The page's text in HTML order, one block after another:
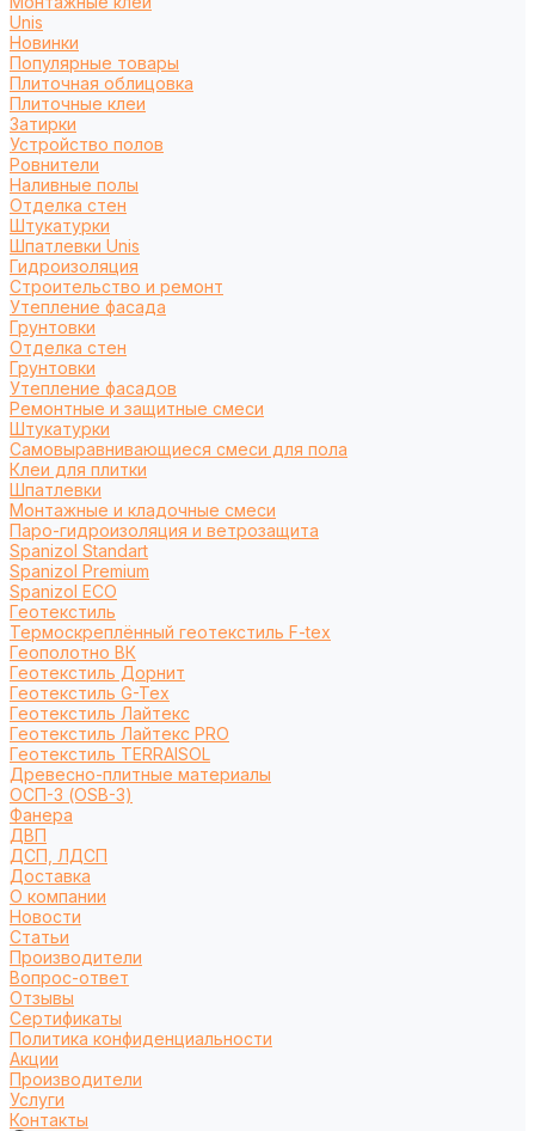
Unis
Новинки
Популярные товары
Плиточная облицовка
Плиточные клеи
Затирки
Устройство полов
Ровнители
Наливные полы
Отделка стен
Штукатурки
Шпатлевки Unis
Гидроизоляция
Строительство и ремонт
Утепление фасада
Грунтовки
Отделка стен
Грунтовки
Утепление фасадов
Ремонтные и защитные смеси
Штукатурки
Самовыравнивающиеся смеси для пола
Клеи для плитки
Шпатлевки
Монтажные и кладочные смеси
Паро-гидроизоляция и ветрозащита
Spanizol Standart
Spanizol Premium
Spanizol ECO
Геотекстиль
Термоскреплённый геотекстиль F-tex
Геополотно ВК
Геотекстиль Дорнит
Геотекстиль G-Tex
Геотекстиль Лайтекс
Геотекстиль Лайтекс PRO
Геотекстиль TERRAISOL
Древесно-плитные материалы
ОСП-3 (OSB-3)
Фанера
ДВП
ДСП, ЛДСП
Доставка
О компании
Новости
Статьи
Производители
Вопрос-ответ
Отзывы
Сертификаты
Политика конфиденциальности
Акции
Производители
Услуги
Контакты